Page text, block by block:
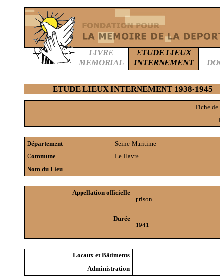
LIVRE
MEMORIAL
ETUDE LIEUX
INTERNEMENT
ETUDE LIEUX INTERNEMENT 1938-1945
Fiche de
Département
Seine-Maritime
Commune
Le Havre
Nom du Lieu
Appellation officielle
prison
Durée
1941
Locaux et Bâtiments
Administration